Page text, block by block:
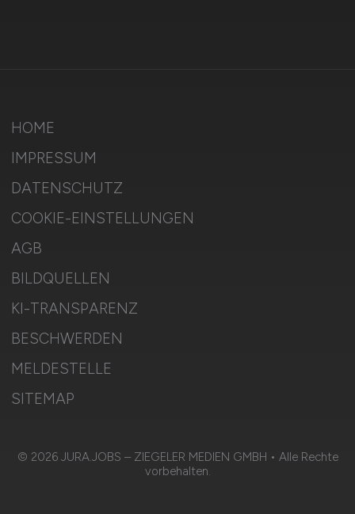
HOME
IMPRESSUM
DATENSCHUTZ
COOKIE-EINSTELLUNGEN
AGB
BILDQUELLEN
KI-TRANSPARENZ
BESCHWERDEN
MELDESTELLE
SITEMAP
© 2026 JURA.JOBS – ZIEGELER MEDIEN GMBH • Alle Rechte
vorbehalten.